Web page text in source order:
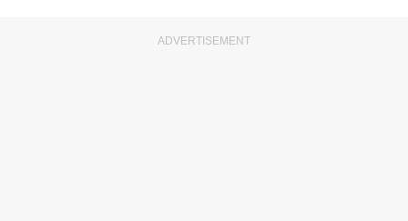
ADVERTISEMENT